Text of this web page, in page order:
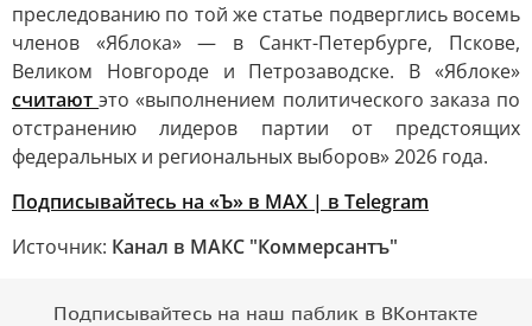
преследованию по той же статье подверглись восемь
членов «Яблока» — в Санкт-Петербурге, Пскове,
Великом Новгороде и Петрозаводске. В «Яблоке»
считаютэто «выполнением политического заказа по
отстранению лидеров партии от предстоящих
федеральных и региональных выборов» 2026 года.
Подписывайтесь на «Ъ» в MAX | в Telegram
Источник: Канал в МАКС "Коммерсантъ"
Подписывайтесь на наш паблик в ВКонтакте